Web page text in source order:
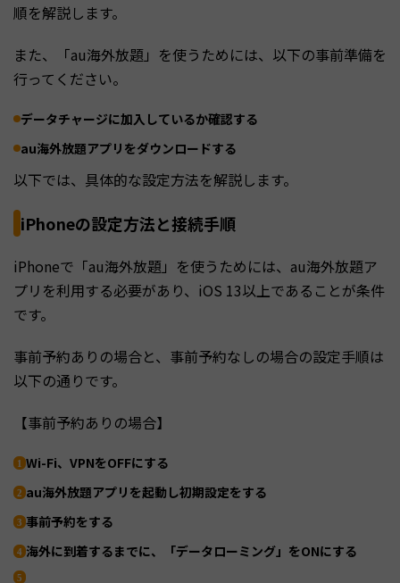
順を解説します。
また、「au海外放題」を使うためには、以下の事前準備を
行ってください。
データチャージに加入しているか確認する
au海外放題アプリをダウンロードする
以下では、具体的な設定方法を解説します。
iPhoneの設定方法と接続手順
iPhoneで「au海外放題」を使うためには、au海外放題ア
プリを利用する必要があり、iOS 13以上であることが条件
です。
事前予約ありの場合と、事前予約なしの場合の設定手順は
以下の通りです。
【事前予約ありの場合】
Wi-Fi、VPNをOFFにする
au海外放題アプリを起動し初期設定をする
事前予約をする
海外に到着するまでに、「データローミング」をONにする